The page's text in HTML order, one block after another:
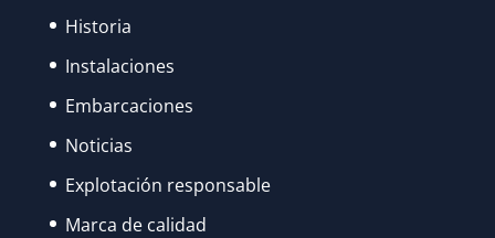
Historia
Instalaciones
Embarcaciones
Noticias
Explotación responsable
Marca de calidad